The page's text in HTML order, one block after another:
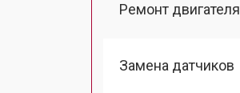
Ремонт двигателя
Замена датчиков